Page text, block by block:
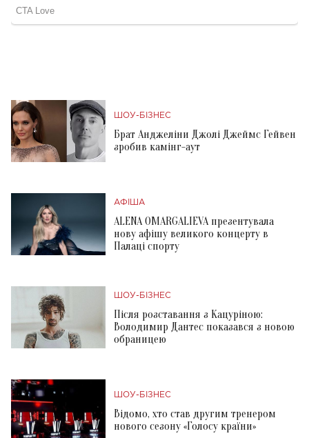
ШОУ-БІЗНЕС
Брат Анджеліни Джолі Джеймс Гейвен
зробив камінг-аут
АФІША
ALENA OMARGALIEVA презентувала
нову афішу великого концерту в
Палаці спорту
ШОУ-БІЗНЕС
Після розставання з Кацуріною:
Володимир Дантес показався з новою
обраницею
ШОУ-БІЗНЕС
Відомо, хто став другим тренером
нового сезону «Голосу країни»